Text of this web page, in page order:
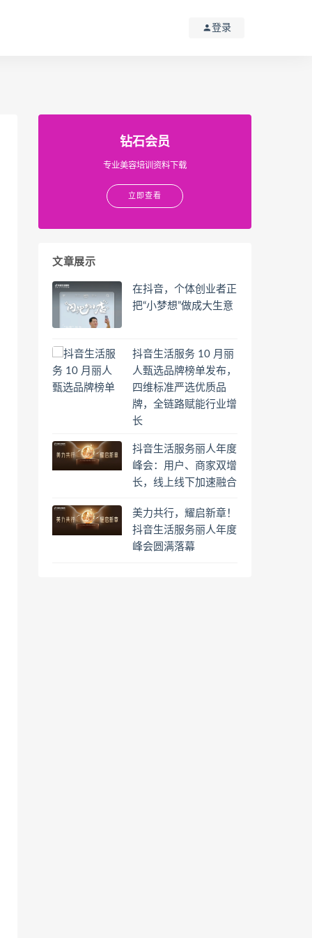
登录
钻石会员
专业美容培训资料下载
立即查看
文章展示
在抖音，个体创业者正
把“小梦想”做成大生意
抖音生活服务 10 月丽
人甄选品牌榜单发布，
四维标准严选优质品
牌，全链路赋能行业增
长
抖音生活服务丽人年度
峰会：用户、商家双增
长，线上线下加速融合
美力共行，耀启新章！
抖音生活服务丽人年度
峰会圆满落幕